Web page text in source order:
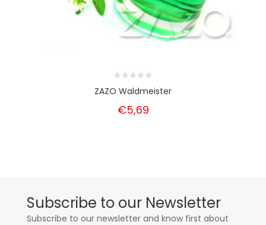
ZAZO Waldmeister
€5,69
Subscribe to our Newsletter
Subscribe to our newsletter and know first about